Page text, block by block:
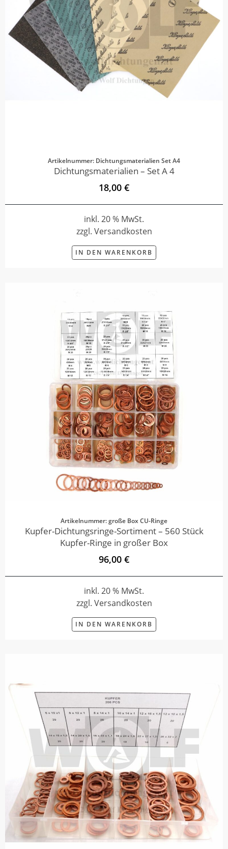
Artikelnummer: Dichtungsmaterialien Set A4
Dichtungsmaterialien – Set A 4
18,00 €
inkl. 20 % MwSt.
zzgl. Versandkosten
IN DEN WARENKORB
Artikelnummer: große Box CU-Ringe
Kupfer-Dichtungsringe-Sortiment – 560 Stück
Kupfer-Ringe in großer Box
96,00 €
inkl. 20 % MwSt.
zzgl. Versandkosten
IN DEN WARENKORB